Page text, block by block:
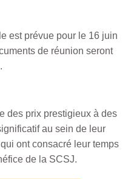
est prévue pour le 16 juin
de réunion seront
des prix prestigieux à des
au sein de leur
ont consacré leur temps
de la SCSJ.